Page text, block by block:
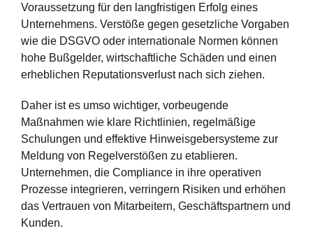
Voraussetzung für den langfristigen Erfolg eines
Unternehmens. Verstöße gegen gesetzliche Vorgaben
wie die DSGVO oder internationale Normen können
hohe Bußgelder, wirtschaftliche Schäden und einen
erheblichen Reputationsverlust nach sich ziehen.
Daher ist es umso wichtiger, vorbeugende
Maßnahmen wie klare Richtlinien, regelmäßige
Schulungen und effektive Hinweisgebersysteme zur
Meldung von Regelverstößen zu etablieren.
Unternehmen, die Compliance in ihre operativen
Prozesse integrieren, verringern Risiken und erhöhen
das Vertrauen von Mitarbeitern, Geschäftspartnern und
Kunden.